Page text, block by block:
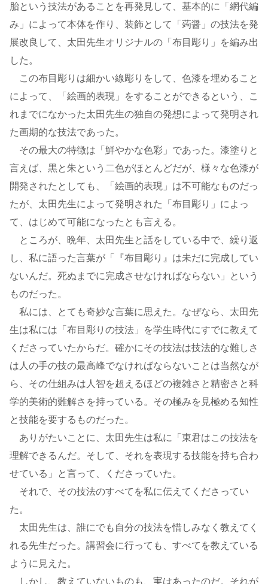
胎という技法があることを再発見して、基本的に「網代編
み」によって本体を作り、装飾として「蒟醤」の技法を発
展改良して、太田先生オリジナルの「布目彫り」を編み出
した。
この布目彫りは細かい線彫りをして、色漆を埋めること
によって、「絵画的表現」をすることができるという、こ
れまでになかった太田先生の独自の発想によって発明され
た画期的な技法であった。
その最大の特徴は「鮮やかな色彩」であった。漆塗りと
言えば、黒と朱という二色がほとんどだが、様々な色漆が
開発されたとしても、「絵画的表現」は不可能なものだっ
たが、太田先生によって発明された「布目彫り」によっ
て、はじめて可能になったとも言える。
ところが、晩年、太田先生と話をしている中で、繰り返
し、私に語った言葉が「『布目彫り』は未だに完成してい
ないんだ。死ぬまでに完成させなければならない」という
ものだった。
私には、とても奇妙な言葉に思えた。なぜなら、太田先
生は私には「布目彫りの技法」を学生時代にすでに教えて
くださっていたからだ。確かにその技法は技法的な難しさ
は人の手の技の最高峰でなければならないことは当然なが
ら、その仕組みは人智を超えるほどの複雑さと精密さと科
学的美術的難解さを持っている。その極みを見極める知性
と技能を要するものだった。
ありがたいことに、太田先生は私に「東君はこの技法を
理解できるんだ。そして、それを表現する技能を持ち合わ
せている」と言って、くださっていた。
それで、その技法のすべてを私に伝えてくださってい
た。
太田先生は、誰にでも自分の技法を惜しみなく教えてく
れる先生だった。講習会に行っても、すべてを教えている
ように見えた。
しかし、教えていないものも、実はあったのだ。それが